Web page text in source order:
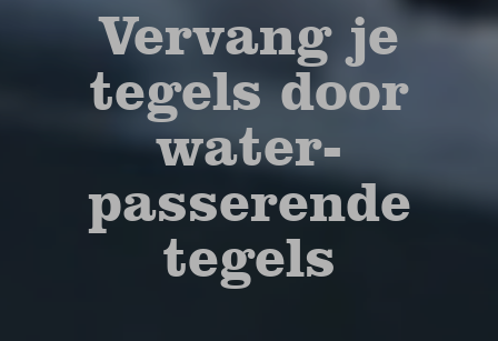
Vervang je
tegels door
water­
passerende
tegels